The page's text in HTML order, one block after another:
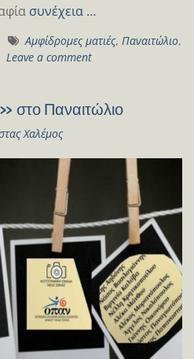
συνέχεια …
Αμφίδρομες ματιές, Παναιτώλιο,
Leave a comment
στο Παναιτώλιο
Χαλέμος